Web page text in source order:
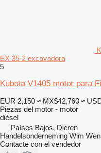
EX 35-2 excavadora
5
Kubota V1405 motor para
EUR 2,150 ≈ MX$42,760 ≈
Piezas del motor - motor
diésel
Países Bajos, Dieren
Handelsonderneming Wim
Contacte con el vendedor